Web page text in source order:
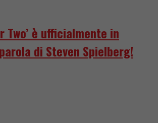
Two’ è ufficialmente in
di Steven Spielberg!